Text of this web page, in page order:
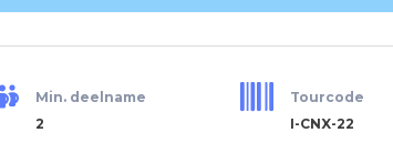
Min. deelname
2
Tourcode
I-CNX-22